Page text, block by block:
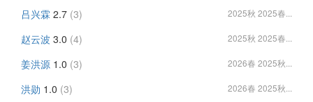
吕兴霖 2.7 (3) 2025秋 2025春...
赵云波 3.0 (4) 2025秋 2025春...
姜洪源 1.0 (3) 2026春 2025秋...
洪勋 1.0 (3) 2026春 2025秋...